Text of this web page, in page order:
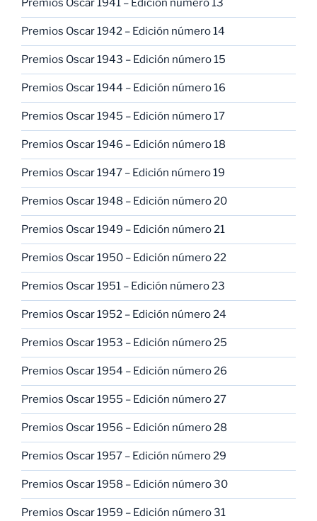
Premios Oscar 1941 – Edición número 13
Premios Oscar 1942 – Edición número 14
Premios Oscar 1943 – Edición número 15
Premios Oscar 1944 – Edición número 16
Premios Oscar 1945 – Edición número 17
Premios Oscar 1946 – Edición número 18
Premios Oscar 1947 – Edición número 19
Premios Oscar 1948 – Edición número 20
Premios Oscar 1949 – Edición número 21
Premios Oscar 1950 – Edición número 22
Premios Oscar 1951 – Edición número 23
Premios Oscar 1952 – Edición número 24
Premios Oscar 1953 – Edición número 25
Premios Oscar 1954 – Edición número 26
Premios Oscar 1955 – Edición número 27
Premios Oscar 1956 – Edición número 28
Premios Oscar 1957 – Edición número 29
Premios Oscar 1958 – Edición número 30
Premios Oscar 1959 – Edición número 31